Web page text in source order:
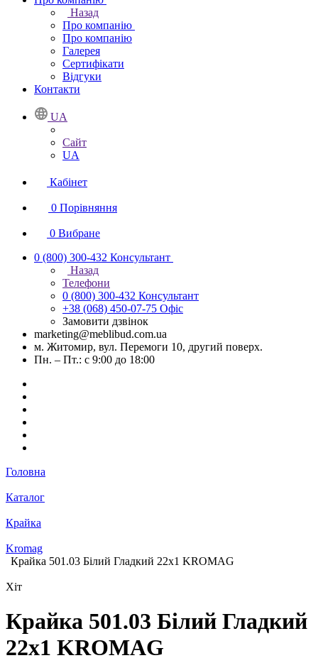
Назад
Про компанію
Про компанію
Галерея
Сертифікати
Відгуки
Контакти
UA
Сайт
UA
Кабінет
0 Порівняння
0 Вибране
0 (800) 300-432 Консультант
Назад
Телефони
0 (800) 300-432 Консультант
+38 (068) 450-07-75 Офіс
Замовити дзвінок
marketing@meblibud.com.ua
м. Житомир, вул. Перемоги 10, другий поверх.
Пн. – Пт.: с 9:00 до 18:00
Головна
Каталог
Крайка
Kromag
Крайка 501.03 Білий Гладкий 22х1 KROMAG
Хіт
Крайка 501.03 Білий Гладкий
22х1 KROMAG